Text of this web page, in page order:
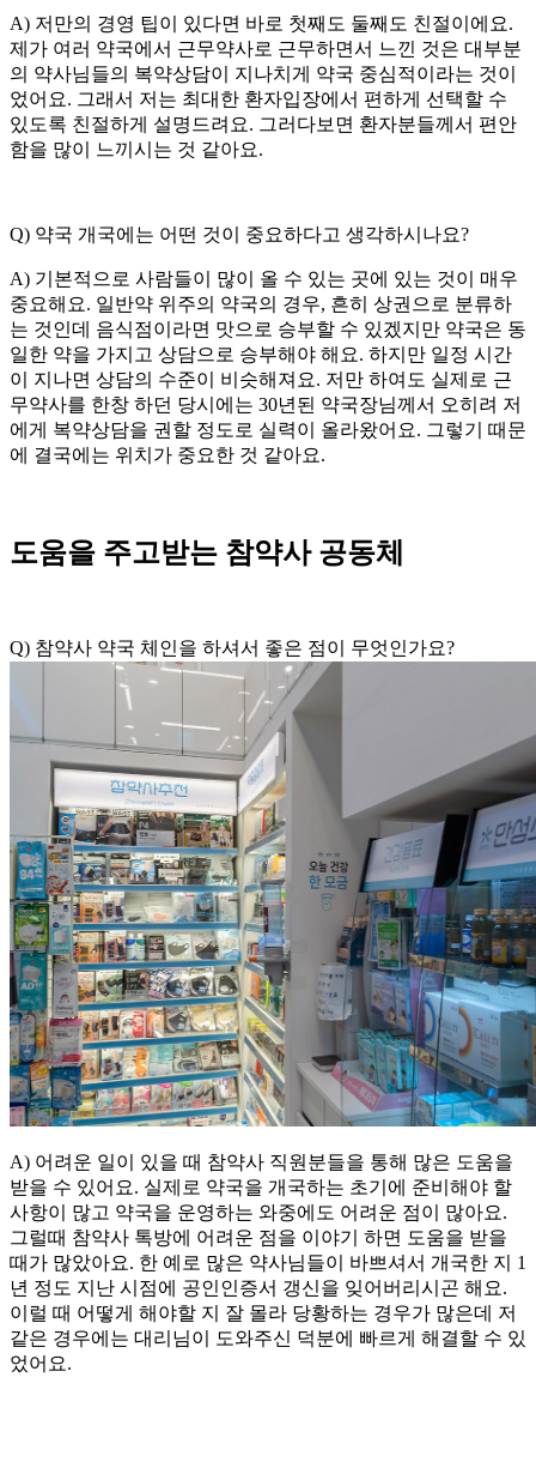
A) 저만의 경영 팁이 있다면 바로 첫째도 둘째도 친절이에요.
제가 여러 약국에서 근무약사로 근무하면서 느낀 것은 대부분
의 약사님들의 복약상담이 지나치게 약국 중심적이라는 것이
었어요. 그래서 저는 최대한 환자입장에서 편하게 선택할 수
있도록 친절하게 설명드려요. 그러다보면 환자분들께서 편안
함을 많이 느끼시는 것 같아요.
Q) 약국 개국에는 어떤 것이 중요하다고 생각하시나요?
A) 기본적으로 사람들이 많이 올 수 있는 곳에 있는 것이 매우
중요해요. 일반약 위주의 약국의 경우, 흔히 상권으로 분류하
는 것인데 음식점이라면 맛으로 승부할 수 있겠지만 약국은 동
일한 약을 가지고 상담으로 승부해야 해요. 하지만 일정 시간
이 지나면 상담의 수준이 비슷해져요. 저만 하여도 실제로 근
무약사를 한창 하던 당시에는 30년된 약국장님께서 오히려 저
에게 복약상담을 권할 정도로 실력이 올라왔어요. 그렇기 때문
에 결국에는 위치가 중요한 것 같아요.
도움을 주고받는 참약사 공동체
Q) 참약사 약국 체인을 하셔서 좋은 점이 무엇인가요?
A) 어려운 일이 있을 때 참약사 직원분들을 통해 많은 도움을
받을 수 있어요. 실제로 약국을 개국하는 초기에 준비해야 할
사항이 많고 약국을 운영하는 와중에도 어려운 점이 많아요.
그럴때 참약사 톡방에 어려운 점을 이야기 하면 도움을 받을
때가 많았아요. 한 예로 많은 약사님들이 바쁘셔서 개국한 지 1
년 정도 지난 시점에 공인인증서 갱신을 잊어버리시곤 해요.
이럴 때 어떻게 해야할 지 잘 몰라 당황하는 경우가 많은데 저
같은 경우에는 대리님이 도와주신 덕분에 빠르게 해결할 수 있
었어요.